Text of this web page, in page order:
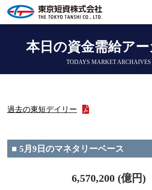
本日の資金需給ア
TODAYS MARKET ARCHAIVES
過去の東短デイリー
■ 5月9日のマネタリーベース
6,570,200 (億円)